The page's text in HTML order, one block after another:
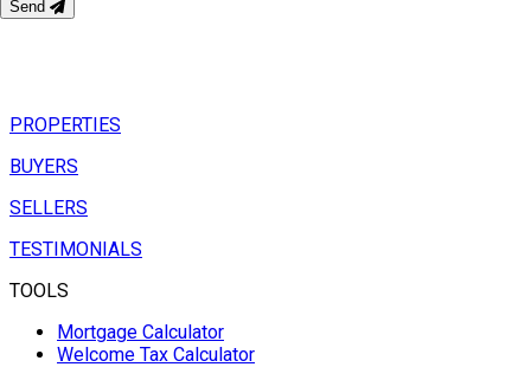
PROPERTIES
BUYERS
SELLERS
TESTIMONIALS
TOOLS
Mortgage Calculator
Welcome Tax Calculator
Send